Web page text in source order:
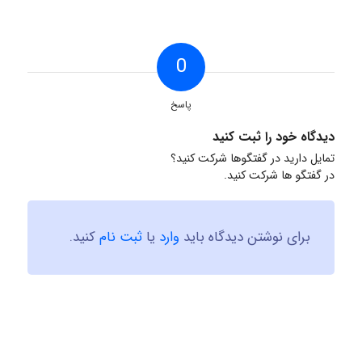
0
پاسخ
دیدگاه خود را ثبت کنید
تمایل دارید در گفتگوها شرکت کنید؟
در گفتگو ها شرکت کنید.
برای نوشتن دیدگاه باید وارد یا ثبت نامکنید.